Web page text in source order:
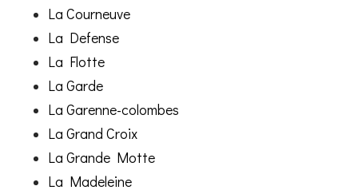
La Courneuve
La Defense
La Flotte
La Garde
La Garenne-colombes
La Grand Croix
La Grande Motte
La Madeleine